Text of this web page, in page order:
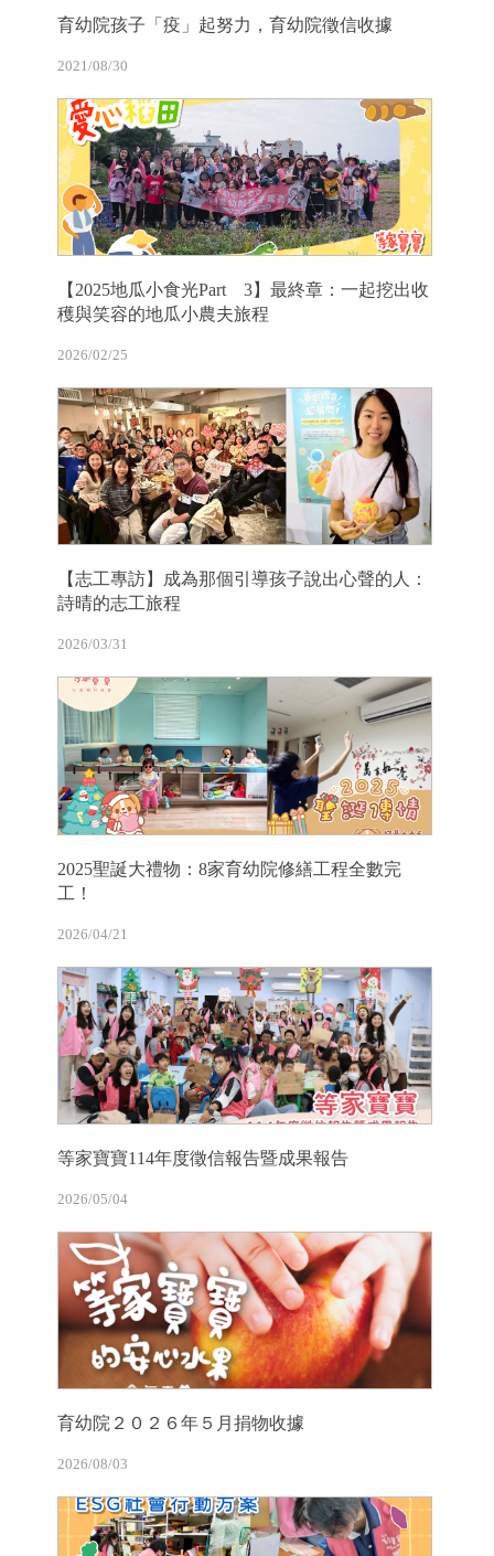
育幼院孩子「疫」起努力，育幼院徵信收據
2021/08/30
【2025地瓜小食光Part 3】最終章：一起挖出收
穫與笑容的地瓜小農夫旅程
2026/02/25
【志工專訪】成為那個引導孩子說出心聲的人：
詩晴的志工旅程
2026/03/31
2025聖誕大禮物：8家育幼院修繕工程全數完
工！
2026/04/21
等家寶寶114年度徵信報告暨成果報告
2026/05/04
育幼院２０２６年５月捐物收據
2026/08/03